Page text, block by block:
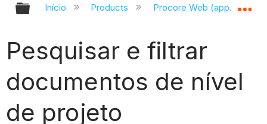
Expandir/recolher hierarquia
Início Products Procore Web
Pesquisar e filtrar
documentos de nível
de projeto